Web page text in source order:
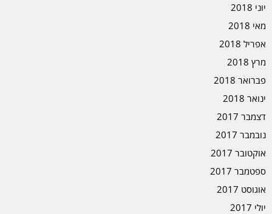
יוני 2018
מאי 2018
אפריל 2018
מרץ 2018
פברואר 2018
ינואר 2018
דצמבר 2017
נובמבר 2017
אוקטובר 2017
ספטמבר 2017
אוגוסט 2017
יולי 2017